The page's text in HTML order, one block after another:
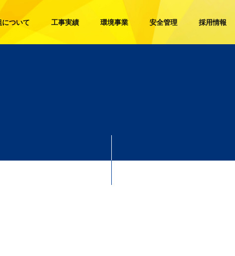
ついて 工事実績 環境事業 安全管理 採用情報